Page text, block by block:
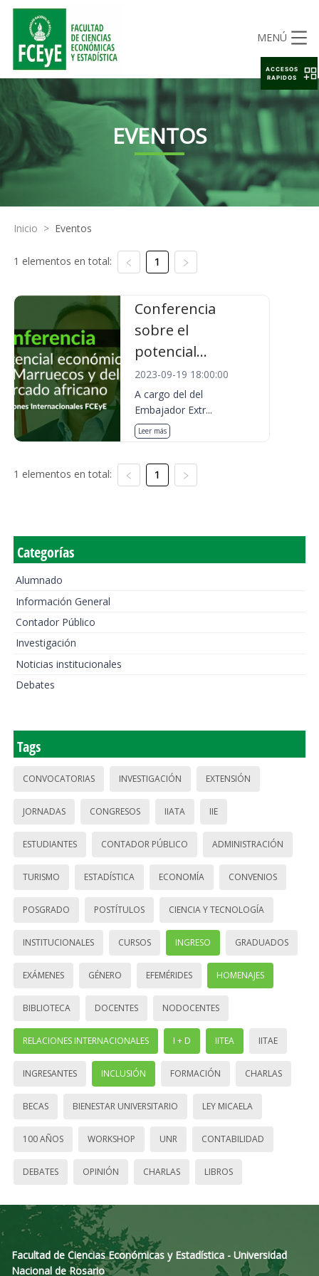
MENÚ
EVENTOS
Inicio > Eventos
1 elementos en total: 1
Conferencia
sobre el
potencial...
2023-09-19 18:00:00
A cargo del del
Embajador Extr...
Leer más
1 elementos en total: 1
Categorías
Alumnado
Información General
Contador Público
Investigación
Noticias institucionales
Debates
Tags
CONVOCATORIAS INVESTIGACIÓN EXTENSIÓN
JORNADAS CONGRESOS IIATA IIE
ESTUDIANTES CONTADOR PÚBLICO ADMINISTRACIÓN
TURISMO ESTADÍSTICA ECONOMÍA CONVENIOS
POSGRADO POSTÍTULOS CIENCIA Y TECNOLOGÍA
INSTITUCIONALES CURSOS INGRESO GRADUADOS
EXÁMENES GÉNERO EFEMÉRIDES HOMENAJES
BIBLIOTECA DOCENTES NODOCENTES
RELACIONES INTERNACIONALES I + D IITEA IITAE
INGRESANTES INCLUSIÓN FORMACIÓN CHARLAS
BECAS BIENESTAR UNIVERSITARIO LEY MICAELA
100 AÑOS WORKSHOP UNR CONTABILIDAD
DEBATES OPINIÓN CHARLAS LIBROS
Facultad de Ciencias Económicas y Estadística - Universidad
Nacional de Rosario
ACCESOS
RAPIDOS